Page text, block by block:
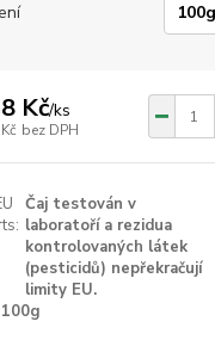
Kč/ks
bez DPH
Čaj testován v
laboratoří a rezidua
kontrolovaných látek
(pesticidů) nepřekračují
limity EU.
100g